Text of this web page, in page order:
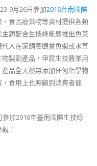
9月26日參加2016台南國際
食品廢棄物等資材提供各類
題配合生技綠能展推出魚菜
人在家飼養觀賞魚蝦或水草
製劑產品，甲宸生技農業用
品全天然無添加任何化學物
食用上也照顧到消費者健
參加2016年臺南國際生技綠
！